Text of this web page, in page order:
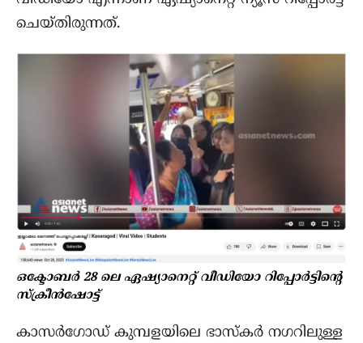
ചെയ്തിരുന്നത്.
ഒക്ടോബർ 28 ലെ ഏഷ്യാനെറ്റ് വീഡിയോ റിപ്പോർട്ടിന്റെ
സ്ക്രീൻഷോട്ട്
കാസർഗോഡ് കുമ്പളയിലെ ഭാസ്കർ നഗറിലുള്ള